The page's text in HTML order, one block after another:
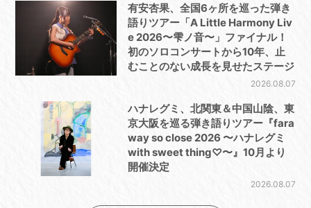
有安杏果、全国6ヶ所を巡った弾き
語りツアー「A Little Harmony Liv
e 2026〜雫ノ音〜」ファイナル！
初のソロコンサートから10年、止
むことのない成長を見せたステージ
2026.08.07
ハナレグミ、北関東＆中国山陰、東
京大阪を巡る弾き語りツアー『fara
way so close 2026 〜ハナレグミ
with sweet thing♡〜』10月より
開催決定
2026.08.07